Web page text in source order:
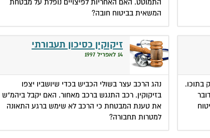
התמוטט. האם האחריות לפיצויים נופלת על מבטחת
המשאית בביטוח חובה?
בתוכו.
זיקוקין כסיכון תעבורתי
14 לאפריל 1997
נהג הרכב עצר בשולי הכביש בכדי שיושביו יצפו
בזיקוקין. רכב התנגש ברכב מאחור. האם יקבל ביהמ"ש
את טענת המבטחת כי הרכב לא שימש ברגע התאונה
למטרות תחבורה?